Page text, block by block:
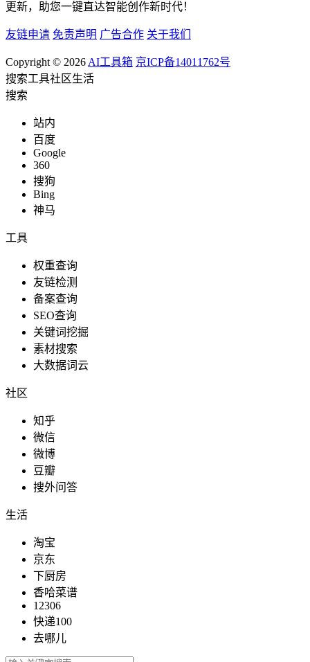
更新，助您一键直达智能创作新时代！
友链申请 免责声明 广告合作 关于我们
Copyright © 2026 AI工具箱 京ICP备14011762号
搜索工具社区生活
搜索
站内
百度
Google
360
搜狗
Bing
神马
工具
权重查询
友链检测
备案查询
SEO查询
关键词挖掘
素材搜索
大数据词云
社区
知乎
微信
微博
豆瓣
搜外问答
生活
淘宝
京东
下厨房
香哈菜谱
12306
快递100
去哪儿